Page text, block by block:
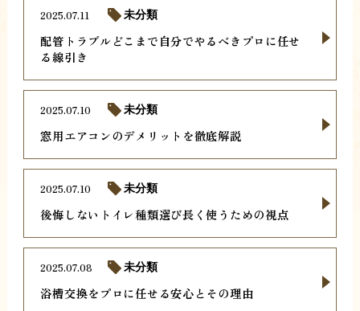
配管トラブルどこまで自分でやるべきプロに任せ
る線引き
2025.07.11 未分類
窓用エアコンのデメリットを徹底解説
2025.07.10 未分類
後悔しないトイレ種類選び長く使うための視点
2025.07.10 未分類
浴槽交換をプロに任せる安心とその理由
2025.07.08 未分類